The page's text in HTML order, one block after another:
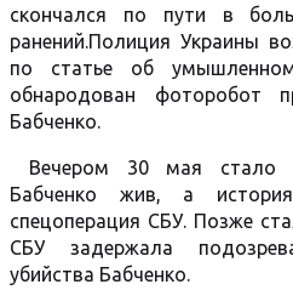
скончался по пути в
ранений.Полиция Украины
по статье об
обнародован фоторобот
Бабченко.
Вечером 30 мая стало
Бабченко жив, а
спецоперация СБУ. Позже
СБУ задержала
убийства Бабченко.